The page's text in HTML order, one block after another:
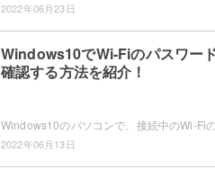
2022年06月23日
Windows10でWi-Fiのパスワー
確認する方法を紹介！
2022年06月13日